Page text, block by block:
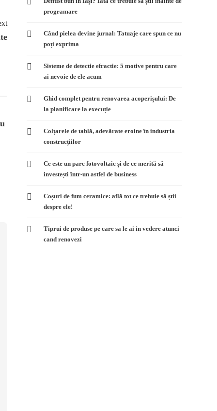
asupra sangelui
programare
Când pielea devine jurnal: Tatuaje care spun ce nu
poți exprima
Sisteme de detectie efractie: 5 motive pentru care
ai nevoie de ele acum
Ghid complet pentru renovarea acoperișului: De
la planificare la execuție
Colțarele de tablă, adevărate eroine în industria
construcțiilor
Ce este un parc fotovoltaic și de ce merită să
investești într-un astfel de business
Coșuri de fum ceramice: află tot ce trebuie să știi
despre ele!
Tiprui de produse pe care sa le ai in vedere atunci
cand renovezi